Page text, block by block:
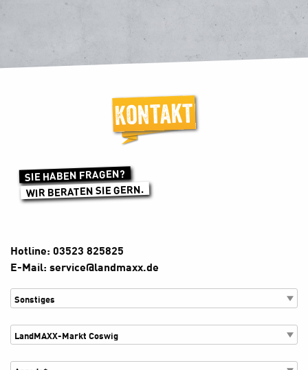
Kontakt
SIE HABEN FRAGEN?
WIR BERATEN SIE GERN.
Hotline: 03523 825825
E-Mail: service@landmaxx.de